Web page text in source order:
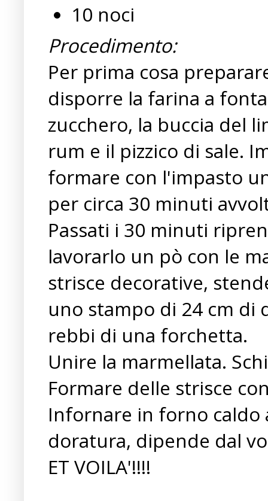
10 noci
Procedimento:
Per prima cosa
disporre la farina a
zucchero, la buccia del
rum e il pizzico di sale.
formare con l'impasto
per circa 30 minuti
Passati i 30 minuti
lavorarlo un pò con le
strisce decorative,
uno stampo di 24 cm di
rebbi di una forchetta.
Unire la marmellata.
Formare delle strisce
Infornare in forno caldo
doratura, dipende dal
ET VOILA'!!!!